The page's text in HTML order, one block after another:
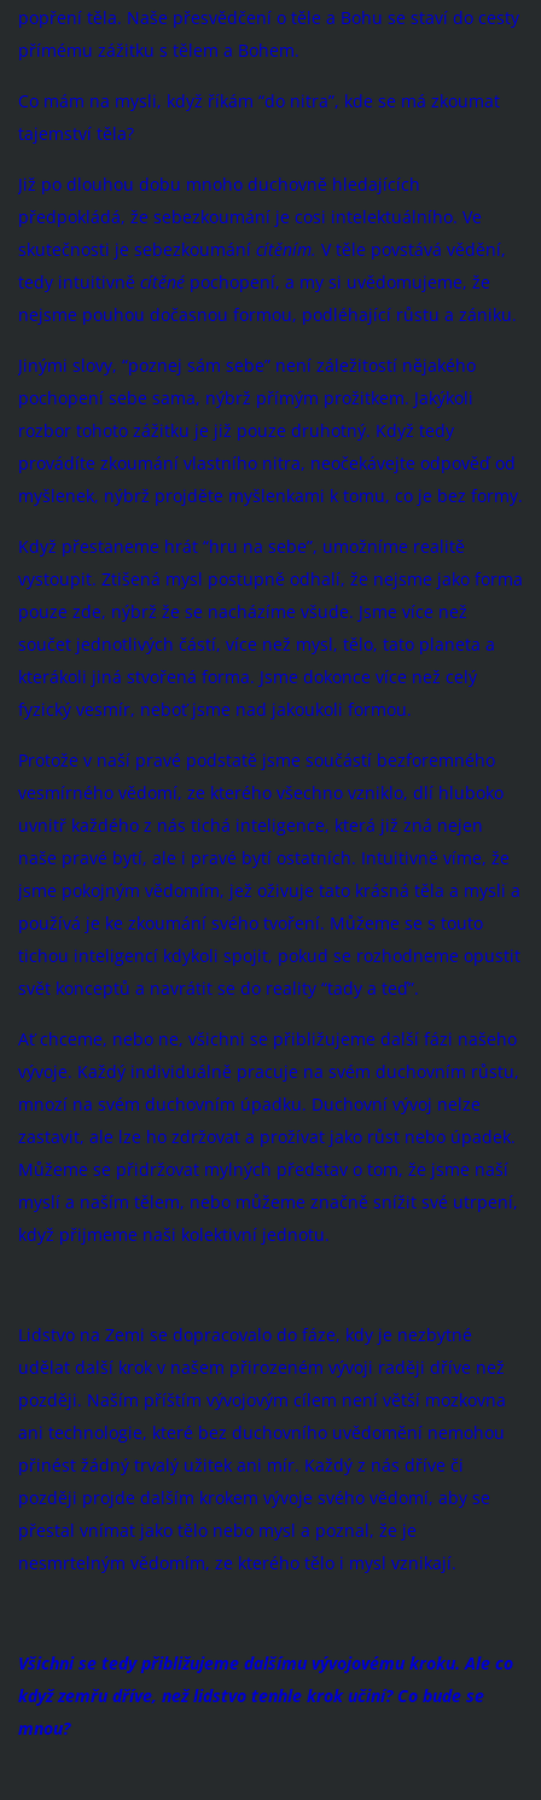
popření těla. Naše přesvědčení o těle a Bohu se staví do cesty
přímému zážitku s tělem a Bohem.
Co mám na mysli, když říkám “do nitra”, kde se má zkoumat
tajemství těla?
Již po dlouhou dobu mnoho duchovně hledajících
předpokládá, že sebezkoumání je cosi intelektuálního. Ve
skutečnosti je sebezkoumání cítěním. V těle povstává vědění,
tedy intuitivně cítěné pochopení, a my si uvědomujeme, že
nejsme pouhou dočasnou formou, podléhající růstu a zániku.
Jinými slovy, “poznej sám sebe” není záležitostí nějakého
pochopení sebe sama, nýbrž přímým prožitkem. Jakýkoli
rozbor tohoto zážitku je již pouze druhotný. Když tedy
provádíte zkoumání vlastního nitra, neočekávejte odpověď od
myšlenek, nýbrž projděte myšlenkami k tomu, co je bez formy.
Když přestaneme hrát “hru na sebe”, umožníme realitě
vystoupit. Ztišená mysl postupně odhalí, že nejsme jako forma
pouze zde, nýbrž že se nacházíme všude. Jsme více než
součet jednotlivých částí, více než mysl, tělo, tato planeta a
kterákoli jiná stvořená forma. Jsme dokonce více než celý
fyzický vesmír, neboť jsme nad jakoukoli formou.
Protože v naší pravé podstatě jsme součástí bezforemného
vesmírného vědomí, ze kterého všechno vzniklo, dlí hluboko
uvnitř každého z nás tichá inteligence, která již zná nejen
naše pravé bytí, ale i pravé bytí ostatních. Intuitivně víme, že
jsme pokojným vědomím, jež oživuje tato krásná těla a mysli a
používá je ke zkoumání svého tvoření. Můžeme se s touto
tichou inteligencí kdykoli spojit, pokud se rozhodneme opustit
svět konceptů a navrátit se do reality “tady a teď”.
Ať chceme, nebo ne, všichni se přibližujeme další fázi našeho
vývoje. Každý individuálně pracuje na svém duchovním růstu,
mnozí na svém duchovním úpadku. Duchovní vývoj nelze
zastavit, ale lze ho zdržovat a prožívat jako růst nebo úpadek.
Můžeme se přidržovat mylných představ o tom, že jsme naší
myslí a naším tělem, nebo můžeme značně snížit své utrpení,
když přijmeme naši kolektivní jednotu.
Lidstvo na Zemi se dopracovalo do fáze, kdy je nezbytné
udělat další krok v našem přirozeném vývoji raději dříve než
později. Naším příštím vývojovým cílem není větší mozkovna
ani technologie, které bez duchovního uvědomění nemohou
přinést žádný trvalý užitek ani mír. Každý z nás dříve či
později projde dalším krokem vývoje svého vědomí, aby se
přestal vnímat jako tělo nebo mysl a poznal, že je
nesmrtelným vědomím, ze kterého tělo i mysl vznikají.
Všichni se tedy přibližujeme dalšímu vývojovému kroku. Ale co
když zemřu dříve, než lidstvo tenhle krok učiní? Co bude se
mnou?